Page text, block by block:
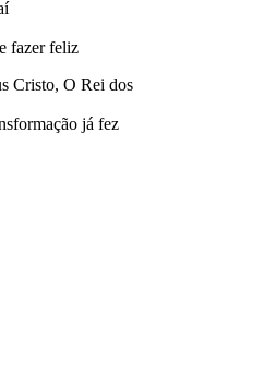
fazer feliz
Cristo, O Rei dos
já fez